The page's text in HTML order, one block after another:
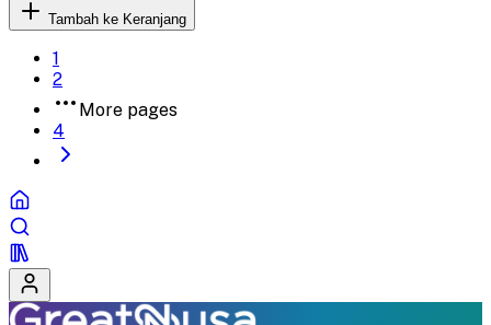
Tambah ke Keranjang
1
2
More pages
4